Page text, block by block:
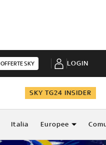
OFFERTE SKY LOGIN
SKY TG24 INSIDER
Italia Europee